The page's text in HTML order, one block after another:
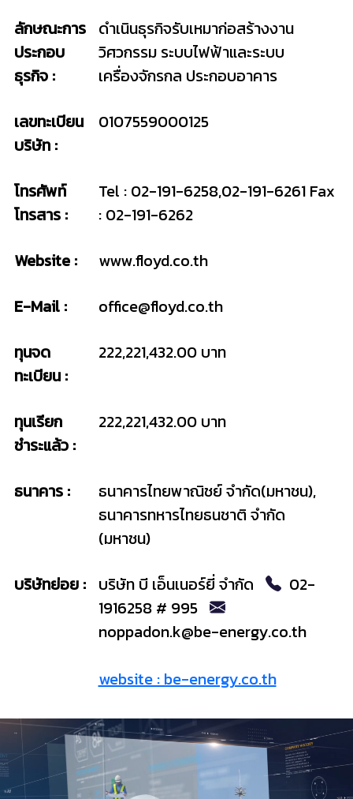
ลักษณะการ
ประกอบ
ธุรกิจ :
ดำเนินธุรกิจรับเหมาก่อสร้างงาน
วิศวกรรม ระบบไฟฟ้าและระบบ
เครื่องจักรกล ประกอบอาคาร
เลขทะเบียน
บริษัท :
0107559000125
โทรศัพท์
โทรสาร :
Tel : 02-191-6258,02-191-6261 Fax
: 02-191-6262
Website :
www.floyd.co.th
E-Mail :
office@floyd.co.th
ทุนจด
ทะเบียน :
222,221,432.00 บาท
ทุนเรียก
ชำระแล้ว :
222,221,432.00 บาท
ธนาคาร :
ธนาคารไทยพาณิชย์ จำกัด(มหาชน),
ธนาคารทหารไทยธนชาติ จำกัด
(มหาชน)
บริษัทย่อย : บริษัท บี เอ็นเนอร์ยี่ จำกัด
02-
1916258 # 995
noppadon.k@be-energy.co.th
website : be-energy.co.th